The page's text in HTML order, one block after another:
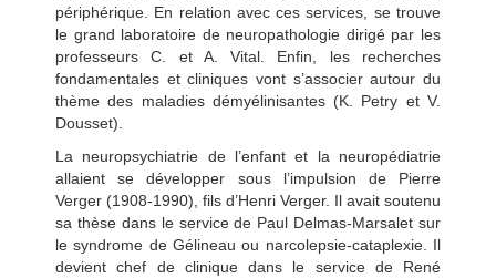
périphérique. En relation avec ces services, se trouve
le grand laboratoire de neuropathologie dirigé par les
professeurs C. et A. Vital. Enfin, les recherches
fondamentales et cliniques vont s’associer autour du
thème des maladies démyélinisantes (K. Petry et V.
Dousset).
La neuropsychiatrie de l’enfant et la neuropédiatrie
allaient se développer sous l’impulsion de Pierre
Verger (1908-1990), fils d’Henri Verger. Il avait soutenu
sa thèse dans le service de Paul Delmas-Marsalet sur
le syndrome de Gélineau ou narcolepsie-cataplexie. Il
devient chef de clinique dans le service de René